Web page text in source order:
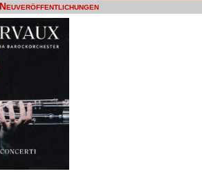
Neuveröffentlichungen